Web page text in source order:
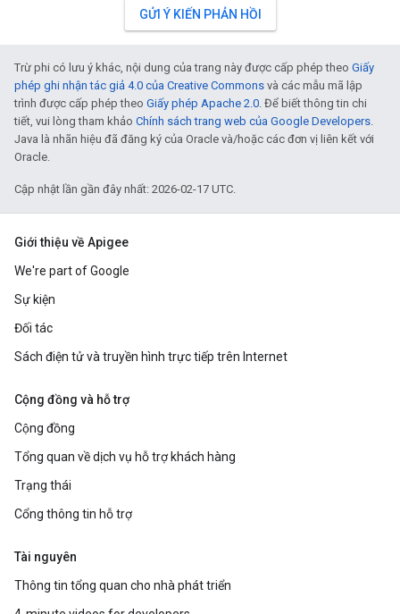
GỬI Ý KIẾN PHẢN HỒI
Trừ phi có lưu ý khác, nội dung của trang này được cấp phép theo Giấy
phép ghi nhận tác giả 4.0 của Creative Commons và các mẫu mã lập
trình được cấp phép theo Giấy phép Apache 2.0 . Để biết thông tin chi
tiết, vui lòng tham khảo Chính sách trang web của Google Developers
Java là nhãn hiệu đã đăng ký của Oracle và/hoặc các đơn vị liên kết với
Oracle.
Cập nhật lần gần đây nhất: 2026-02-17 UTC.
Giới thiệu về Apigee
We're part of Google
Sự kiện
Đối tác
Sách điện tử và truyền hình trực tiếp trên Internet
Cộng đồng và hỗ trợ
Cộng đồng
Tổng quan về dịch vụ hỗ trợ khách hàng
Trạng thái
Cổng thông tin hỗ trợ
Tài nguyên
Thông tin tổng quan cho nhà phát triển